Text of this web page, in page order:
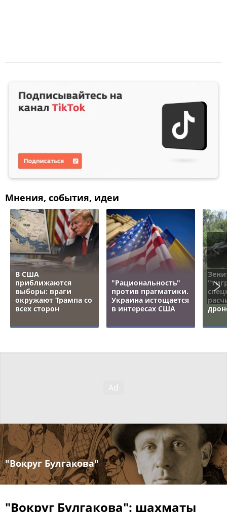
Мнения, события, идеи
В США
приближаются
выборы: враги
окружают Трампа со
всех сторон
"Рациональность"
против прагматики.
Украина истощается
в интересах США
"Вокруг Булгакова"
"Вокруг Булгакова": шахматы